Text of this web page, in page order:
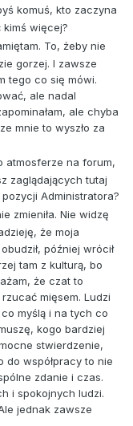
komuś, kto zaczyna
więcej?
To, żeby nie
gorzej. I zawsze
tego co się mówi.
ale nadal
ale chyba
mnie to wyszło za
atmosferze na forum,
zaglądających tutaj
Administratora?
zmieniła. Nie widzę
że moja
później wrócił
tam z kulturą, bo
że czat to
mięsem. Ludzi
myślą i na tych co
kogo bardziej
stwierdzenie,
do współpracy to nie
zdanie i czas.
i spokojnych ludzi.
jednak zawsze